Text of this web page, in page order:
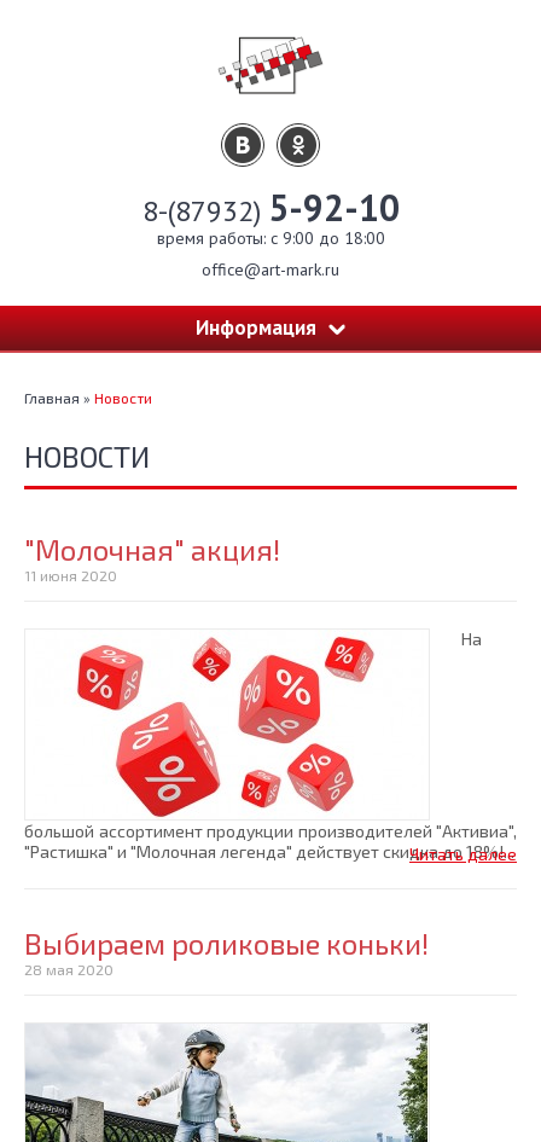
8-(87932) 5-92-10
время работы: c 9:00 до 18:00
office@art-mark.ru
Информация
Главная » Новости
НОВОСТИ
"Молочная" акция!
11 июня 2020
На
большой ассортимент продукции производителей "Активиа",
"Растишка" и "Молочная легенда" действует скидка до 18%!...
Читать далее
Выбираем роликовые коньки!
28 мая 2020